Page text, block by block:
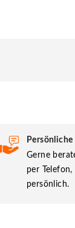
Gerne
per
persönlich.